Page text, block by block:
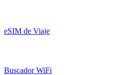
eSIM de Viaje
Buscador WiFi